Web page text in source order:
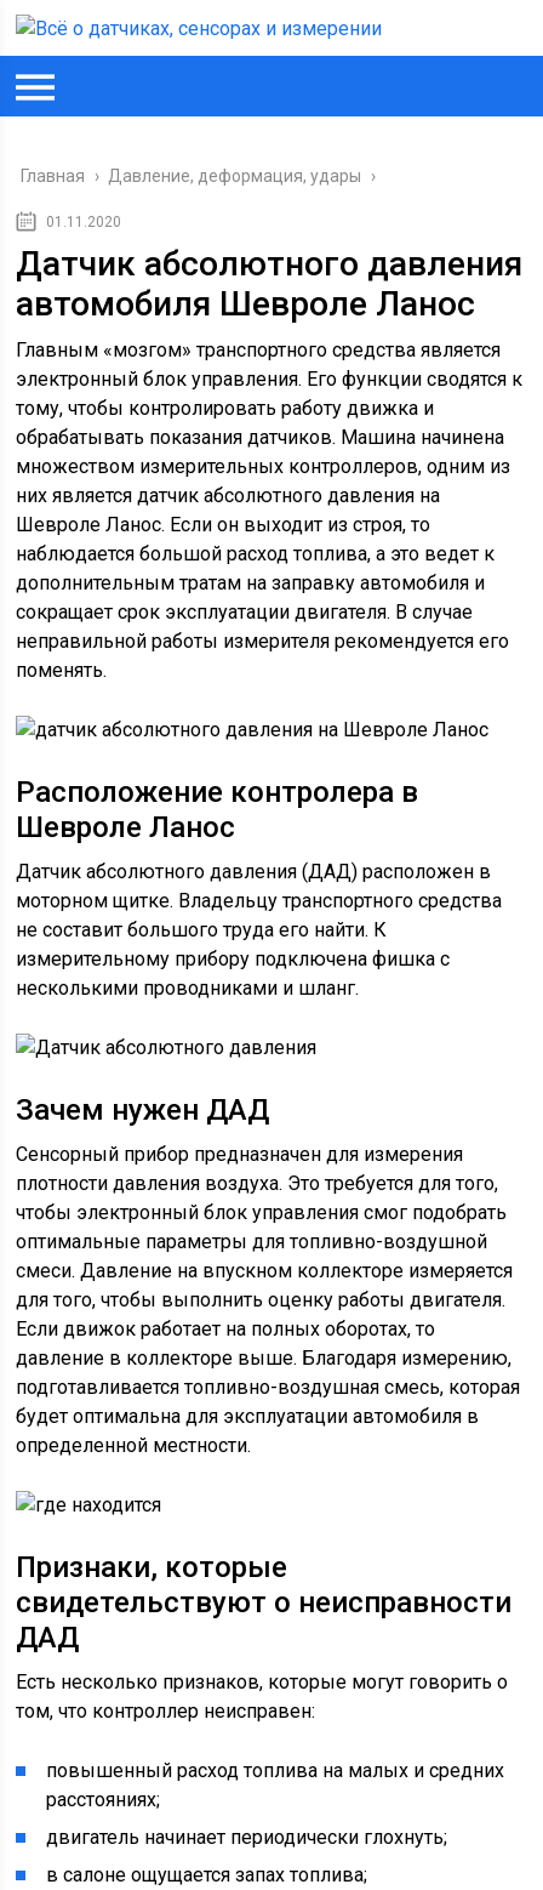
Главная › Давление, деформация, удары ›
01.11.2020
Датчик абсолютного давления
автомобиля Шевроле Ланос
Главным «мозгом» транспортного средства является
электронный блок управления. Его функции сводятся к
тому, чтобы контролировать работу движка и
обрабатывать показания датчиков. Машина начинена
множеством измерительных контроллеров, одним из
них является датчик абсолютного давления на
Шевроле Ланос. Если он выходит из строя, то
наблюдается большой расход топлива, а это ведет к
дополнительным тратам на заправку автомобиля и
сокращает срок эксплуатации двигателя. В случае
неправильной работы измерителя рекомендуется его
поменять.
Расположение контролера в
Шевроле Ланос
Датчик абсолютного давления (ДАД) расположен в
моторном щитке. Владельцу транспортного средства
не составит большого труда его найти. К
измерительному прибору подключена фишка с
несколькими проводниками и шланг.
Зачем нужен ДАД
Сенсорный прибор предназначен для измерения
плотности давления воздуха. Это требуется для того,
чтобы электронный блок управления смог подобрать
оптимальные параметры для топливно-воздушной
смеси. Давление на впускном коллекторе измеряется
для того, чтобы выполнить оценку работы двигателя.
Если движок работает на полных оборотах, то
давление в коллекторе выше. Благодаря измерению,
подготавливается топливно-воздушная смесь, которая
будет оптимальна для эксплуатации автомобиля в
определенной местности.
Признаки, которые
свидетельствуют о неисправности
ДАД
Есть несколько признаков, которые могут говорить о
том, что контроллер неисправен:
повышенный расход топлива на малых и средних
расстояниях;
двигатель начинает периодически глохнуть;
в салоне ощущается запах топлива;